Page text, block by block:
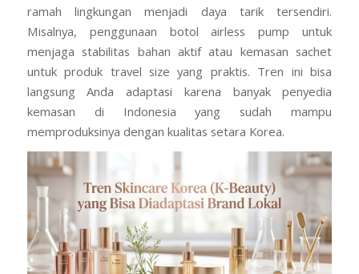
ramah lingkungan menjadi daya tarik tersendiri.
Misalnya, penggunaan botol airless pump untuk
menjaga stabilitas bahan aktif atau kemasan sachet
untuk produk travel size yang praktis. Tren ini bisa
langsung Anda adaptasi karena banyak penyedia
kemasan di Indonesia yang sudah mampu
memproduksinya dengan kualitas setara Korea.